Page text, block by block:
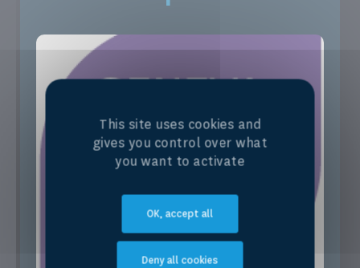
This site uses cookies and
gives you control over what
you want to activate
OK, accept all
Deny all cookies